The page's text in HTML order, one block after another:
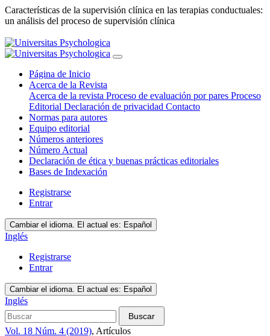
Características de la supervisión clínica en las terapias conductuales:
un análisis del proceso de supervisión clínica
Página de Inicio
Acerca de la Revista
Acerca de la revista Proceso de evaluación por pares Proceso
Editorial Declaración de privacidad Contacto
Normas para autores
Equipo editorial
Números anteriores
Número Actual
Declaración de ética y buenas prácticas editoriales
Bases de Indexación
Registrarse
Entrar
Cambiar el idioma. El actual es: Español
Inglés
Registrarse
Entrar
Cambiar el idioma. El actual es: Español
Inglés
Buscar
Vol. 18 Núm. 4 (2019), Artículos